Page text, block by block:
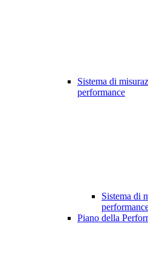
Sistema di
performance
Sistema di
Piano della